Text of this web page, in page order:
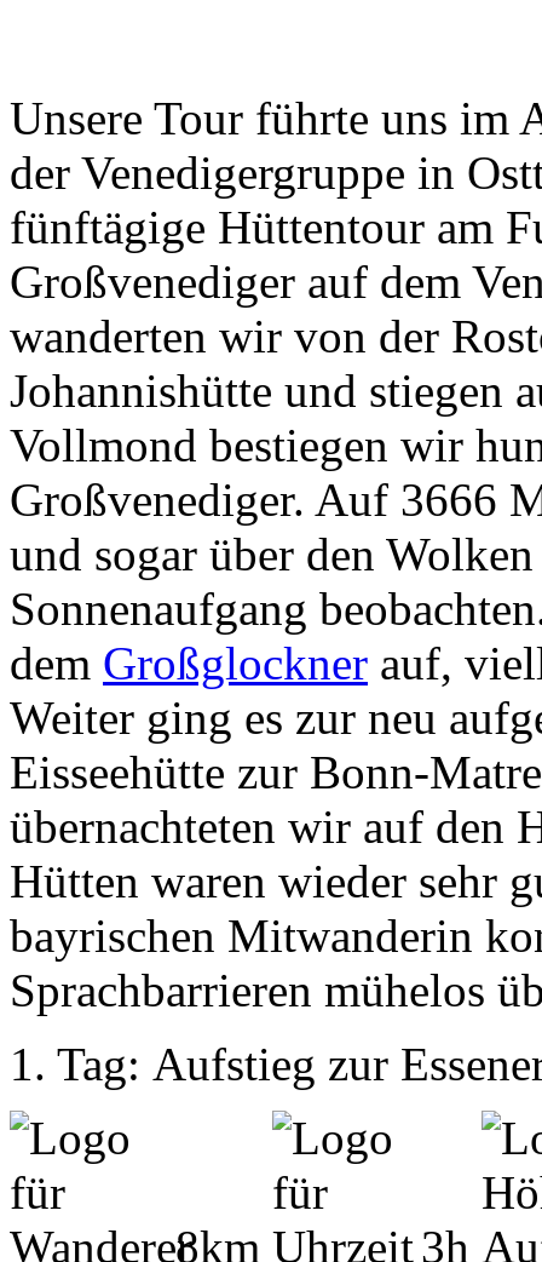
Unsere Tour führte uns im
der Venedigergruppe in
fünftägige Hüttentour am
Großvenediger auf dem
wanderten wir von der
Johannishütte und stiegen
Vollmond bestiegen wir
Großvenediger. Auf 3666
und sogar über den
Sonnenaufgang
dem Großglockner auf,
Weiter ging es zur neu
Eisseehütte zur Bonn-
übernachteten wir auf den
Hütten waren wieder sehr
bayrischen Mitwanderin
Sprachbarrieren mühelos
1. Tag: Aufstieg zur
8km 3h